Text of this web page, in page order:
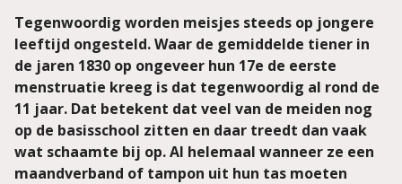
Tegenwoordig worden meisjes steeds op jongere
leeftijd ongesteld. Waar de gemiddelde tiener in
de jaren 1830 op ongeveer hun 17e de eerste
menstruatie kreeg is dat tegenwoordig al rond de
11 jaar. Dat betekent dat veel van de meiden nog
op de basisschool zitten en daar treedt dan vaak
wat schaamte bij op. Al helemaal wanneer ze een
maandverband of tampon uit hun tas moeten